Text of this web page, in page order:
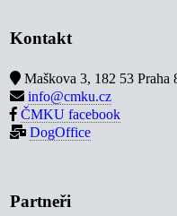
Kontakt
Maškova 3, 182 53 Praha
info@cmku.cz
ČMKU facebook
DogOffice
Partneři